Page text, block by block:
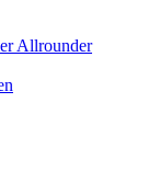
Allrounder